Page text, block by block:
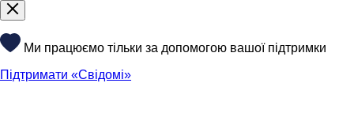
Ми працюємо тільки за допомогою вашої підтримки
Підтримати «Свідомі»